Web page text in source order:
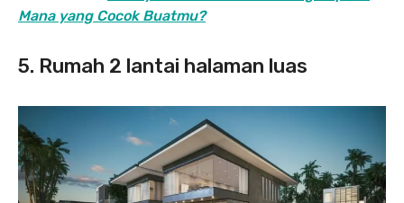
Mana yang Cocok Buatmu?
5. Rumah 2 lantai halaman luas